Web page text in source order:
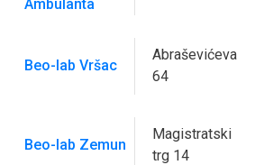
Ambulanta
Beo-lab Vršac
Abraševićeva
64
Beo-lab Zemun
Magistratski
trg 14